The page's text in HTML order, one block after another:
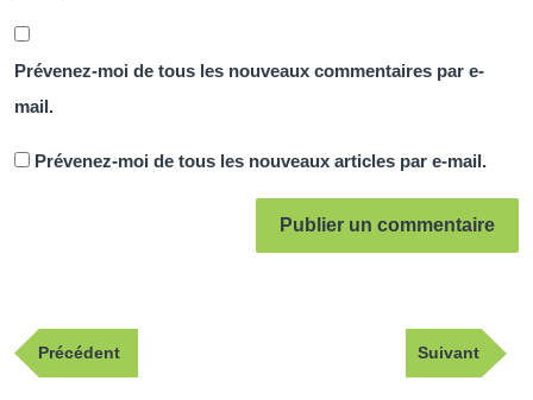
Prévenez-moi de tous les nouveaux commentaires par e-
mail.
Prévenez-moi de tous les nouveaux articles par e-mail.
Navigation
dePublication
précédente
Précédent
Article
suivant
Suivant